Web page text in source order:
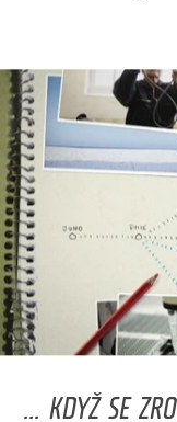
... KDYŽ SE